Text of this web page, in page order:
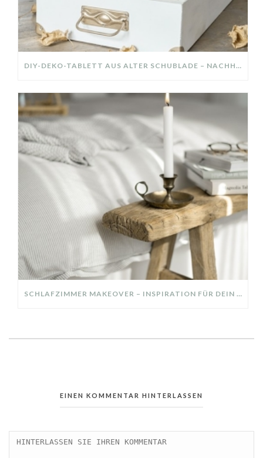
DIY-DEKO-TABLETT AUS ALTER SCHUBLADE – NACHHALTIGE HERBSTDEKO SELBER MACHEN!
SCHLAFZIMMER MAKEOVER – INSPIRATION FÜR DEIN SCHLAFZIMMER: AUS ALT MACH NEU – HELL, GEMÜTLICH UND EINLADEND
EINEN KOMMENTAR HINTERLASSEN